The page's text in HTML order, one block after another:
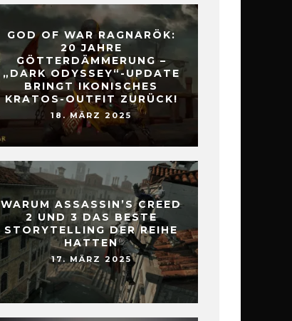
GOD OF WAR RAGNARÖK:
20 JAHRE
GÖTTERDÄMMERUNG –
„DARK ODYSSEY“-UPDATE
BRINGT IKONISCHES
KRATOS-OUTFIT ZURÜCK!
18. MÄRZ 2025
WARUM ASSASSIN’S CREED
2 UND 3 DAS BESTE
STORYTELLING DER REIHE
HATTEN
17. MÄRZ 2025